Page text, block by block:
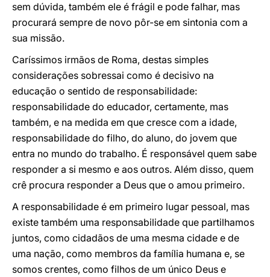
sem dúvida, também ele é frágil e pode falhar, mas
procurará sempre de novo pôr-se em sintonia com a
sua missão.
Caríssimos irmãos de Roma, destas simples
considerações sobressai como é decisivo na
educação o sentido de responsabilidade:
responsabilidade do educador, certamente, mas
também, e na medida em que cresce com a idade,
responsabilidade do filho, do aluno, do jovem que
entra no mundo do trabalho. É responsável quem sabe
responder a si mesmo e aos outros. Além disso, quem
crê procura responder a Deus que o amou primeiro.
A responsabilidade é em primeiro lugar pessoal, mas
existe também uma responsabilidade que partilhamos
juntos, como cidadãos de uma mesma cidade e de
uma nação, como membros da família humana e, se
somos crentes, como filhos de um único Deus e